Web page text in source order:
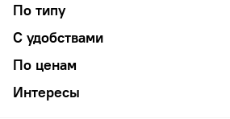
По типу
С удобствами
По ценам
Интересы